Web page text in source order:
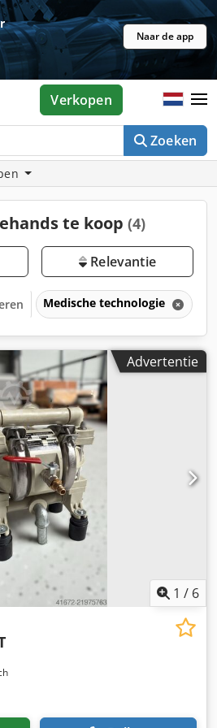
Naar de app
Zoeken
Verkopen
te koop (4)
Relevantie
Medische technologie
Advertentie
1 / 6